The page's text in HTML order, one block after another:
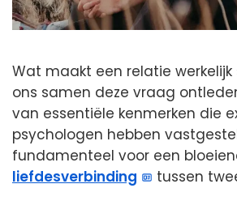
Wat maakt een relatie werkelijk
ons samen deze vraag
van essentiële kenmerken die
psychologen hebben
fundamenteel voor een
liefdesverbinding
tussen